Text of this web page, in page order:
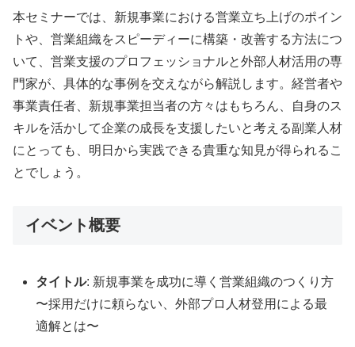
本セミナーでは、新規事業における営業立ち上げのポイン
トや、営業組織をスピーディーに構築・改善する方法につ
いて、営業支援のプロフェッショナルと外部人材活用の専
門家が、具体的な事例を交えながら解説します。経営者や
事業責任者、新規事業担当者の方々はもちろん、自身のス
キルを活かして企業の成長を支援したいと考える副業人材
にとっても、明日から実践できる貴重な知見が得られるこ
とでしょう。
イベント概要
タイトル: 新規事業を成功に導く営業組織のつくり方
〜採用だけに頼らない、外部プロ人材登用による最
適解とは〜